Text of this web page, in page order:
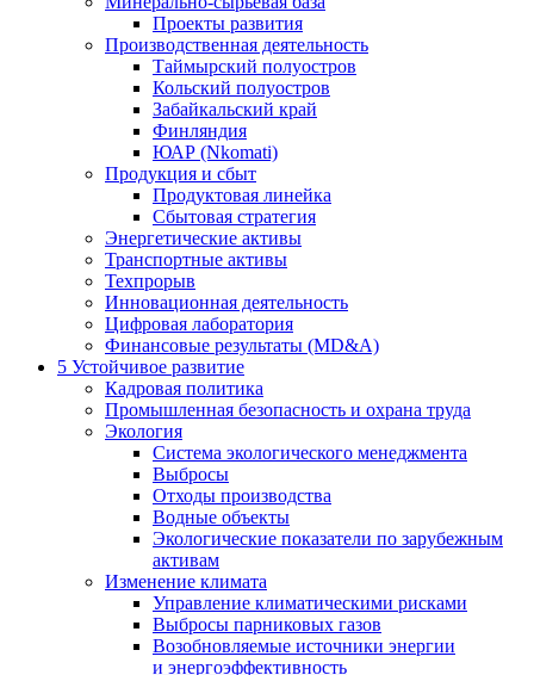
Проекты развития
Производственная деятельность
Таймырский полуостров
Кольский полуостров
Забайкальский край
Финляндия
ЮАР (Nkomati)
Продукция и сбыт
Продуктовая линейка
Сбытовая стратегия
Энергетические активы
Транспортные активы
Техпрорыв
Инновационная деятельность
Цифровая лаборатория
Финансовые результаты (MD&A)
5 Устойчивое развитие
Кадровая политика
Промышленная безопасность и охрана труда
Экология
Система экологического менеджмента
Выбросы
Отходы производства
Водные объекты
Экологические показатели по зарубежным
активам
Изменение климата
Управление климатическими рисками
Выбросы парниковых газов
Возобновляемые источники энергии
и энергоэффективность